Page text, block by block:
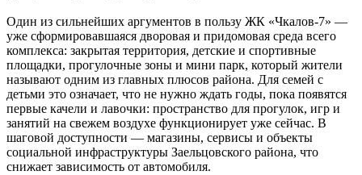
Один из сильнейших аргументов в пользу ЖК «Чкалов-7» —
уже сформировавшаяся дворовая и придомовая среда всего
комплекса: закрытая территория, детские и спортивные
площадки, прогулочные зоны и мини парк, который жители
называют одним из главных плюсов района. Для семей с
детьми это означает, что не нужно ждать годы, пока появятся
первые качели и лавочки: пространство для прогулок, игр и
занятий на свежем воздухе функционирует уже сейчас. В
шаговой доступности — магазины, сервисы и объекты
социальной инфраструктуры Заельцовского района, что
снижает зависимость от автомобиля.